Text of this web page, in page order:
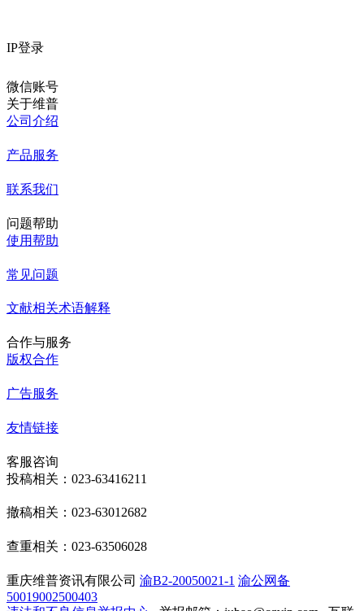
IP登录
微信账号
关于维普
公司介绍
产品服务
联系我们
问题帮助
使用帮助
常见问题
文献相关术语解释
合作与服务
版权合作
广告服务
友情链接
客服咨询
投稿相关：023-63416211
撤稿相关：023-63012682
查重相关：023-63506028
重庆维普资讯有限公司 渝B2-20050021-1 渝公网备
50019002500403